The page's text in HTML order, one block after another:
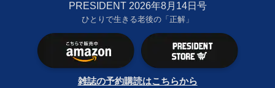
PRESIDENT 2026年8月14日号
ひとりで生きる老後の「正解」
雑誌の予約購読はこちらから